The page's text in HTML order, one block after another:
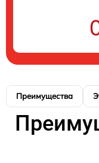
Преимущества